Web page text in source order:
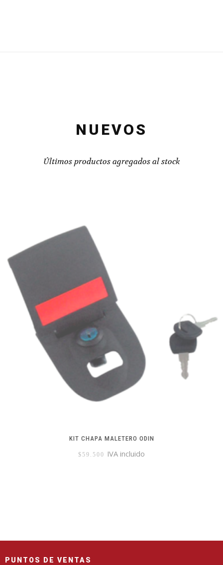
NUEVOS
Últimos productos agregados al stock
KIT CHAPA MALETERO ODIN
$ 59.500 IVA incluido
PUNTOS DE VENTAS